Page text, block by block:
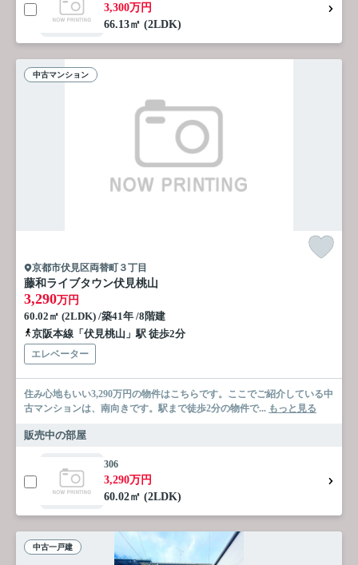
3,300万円
66.13㎡ (2LDK)
中古マンション
京都市伏見区両替町３丁目
藤和ライブタウン伏見桃山
3,290万円
60.02㎡ (2LDK) /築41年 /8階建
京阪本線「伏見桃山」駅 徒歩2分
エレベーター
住み心地もいい3,290万円の物件はこちらです。ここでご紹介している中
古マンションは、南向きです。駅まで徒歩2分の物件で... もっと見る
販売中の部屋
306
3,290万円
60.02㎡ (2LDK)
中古一戸建